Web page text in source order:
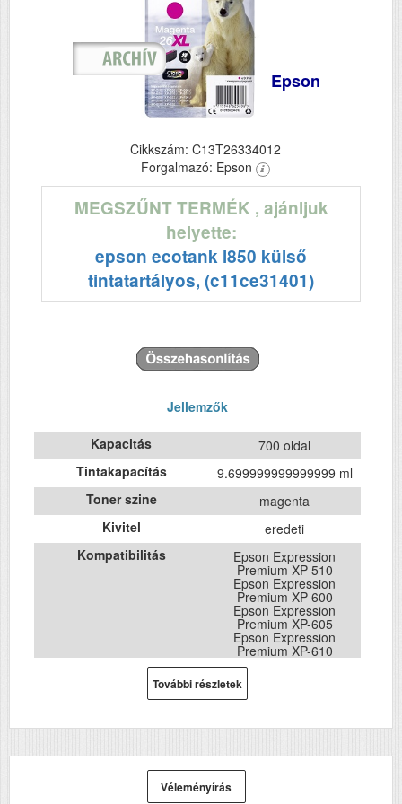
Epson
Cikkszám: C13T26334012
Forgalmazó: Epson
MEGSZŰNT TERMÉK , ajánljuk
helyette:
epson ecotank l850 külső
tintatartályos, (c11ce31401)
Jellemzők
Kapacitás
700 oldal
Tintakapacítás
9.699999999999999 ml
Toner szine
magenta
Kivitel
eredeti
Kompatibilitás
Epson Expression
Premium XP-510
Epson Expression
Premium XP-600
Epson Expression
Premium XP-605
Epson Expression
Premium XP-610
Epson Expression
Premium XP-615
Epson Expression
Premium XP-700
Premium XP-710
Premium XP-800
További részletek
Véleményírás